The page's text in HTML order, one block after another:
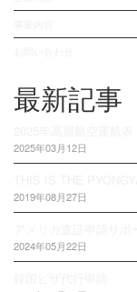
最新記事
2025年03月12日
2019年08月27日
2024年05月22日